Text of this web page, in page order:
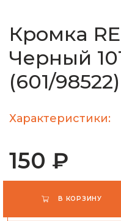
Кромка
Черный
(601/98522)
Характеристики:
150 ₽
В КОРЗИНУ